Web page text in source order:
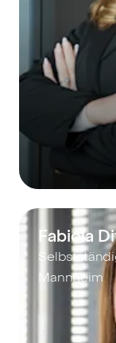
Fabiola
Mannheim